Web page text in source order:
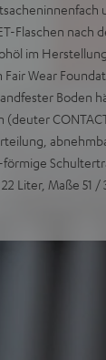
Flaschen
im
Wear
Boden
(deuter
Liter, Maße 51 /